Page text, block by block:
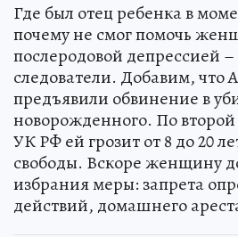
Где был отец ребенка в
почему не смог помочь
послеродовой депрессией
следователи. Добавим, что
предъявили обвинение в
новорожденного. По второй
УК РФ ей грозит от 8 до 20
свободы. Вскоре женщину
избрания меры: запрета
действий, домашнего